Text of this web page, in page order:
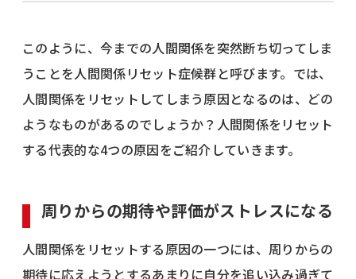
このように、今までの人間関係を突然断ち切ってしま
うことを人間関係リセット症候群と呼びます。では、
人間関係をリセットしてしまう原因となるのは、どの
ようなものがあるのでしょうか？人間関係をリセット
する代表的な4つの原因をご紹介していきます。
周りからの期待や評価がストレスになる
人間関係をリセットする原因の一つには、周りからの
期待に応えようとするあまりに自分を追い込み過ぎて